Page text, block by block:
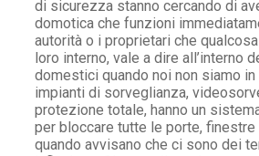
di sicurezza stanno cercando di
domotica che funzioni
autorità o i proprietari che
loro interno, vale a dire all’interno
domestici quando noi non siamo
impianti di sorveglianza,
protezione totale, hanno un
per bloccare tutte le porte, finestre
quando avvisano che ci sono dei